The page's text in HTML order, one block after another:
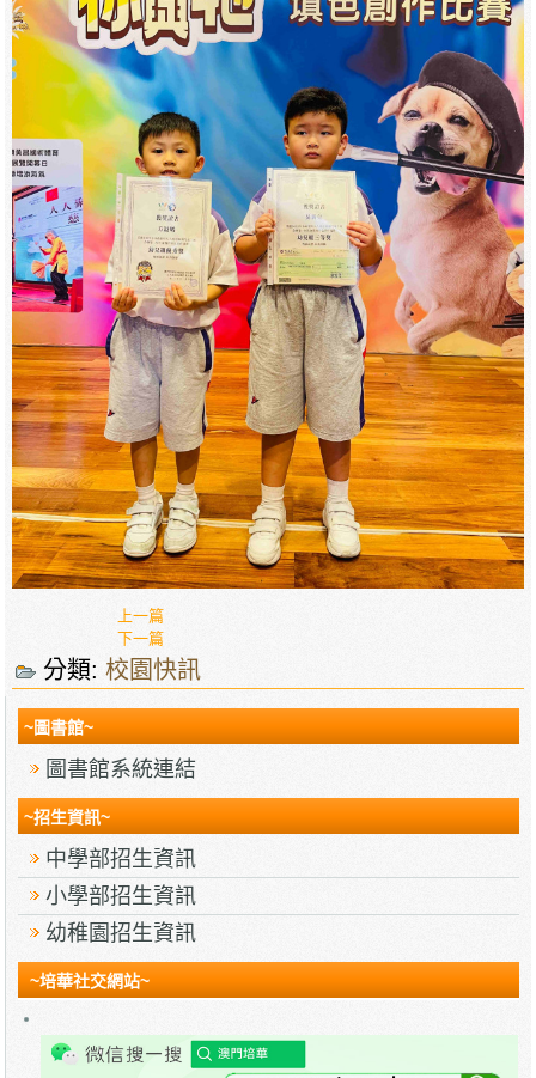
上一篇
下一篇
分類:校園快訊
~圖書館~
圖書館系統連結
~招生資訊~
中學部招生資訊
小學部招生資訊
幼稚園招生資訊
~培華社交網站~